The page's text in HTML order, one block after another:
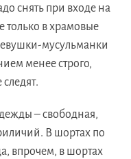
снять при входе на
только в храмовые
мусульманки
менее строго,
– свободная,
В шортах по
впрочем, в шортах